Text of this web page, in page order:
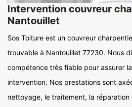
Intervention couvreur
Nantouillet
Sos Toiture est un couvreur
trouvable à Nantouillet 77230. Nous
compétence très fiable pour assurer
intervention. Nos prestations sont
nettoyage, le traitement, la